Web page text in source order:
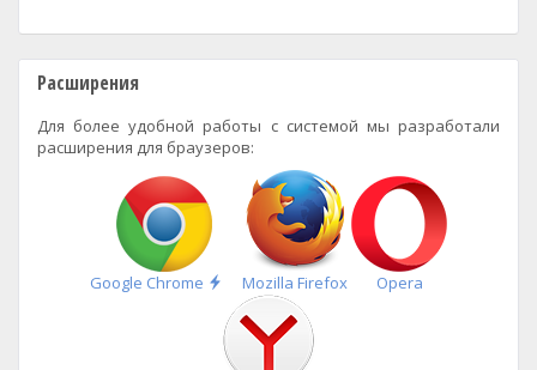
Расширения
Для более удобной работы с системой мы разработали
расширения для браузеров:
Google Chrome
Быстрая
установка
Mozilla Firefox Opera